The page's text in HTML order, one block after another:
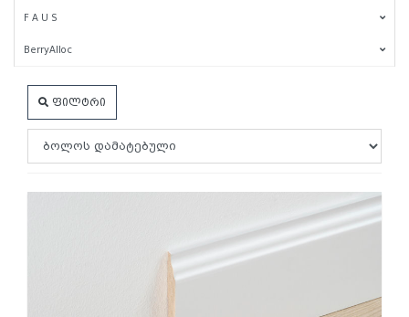
F A U S
BerryAlloc
ფილტრი